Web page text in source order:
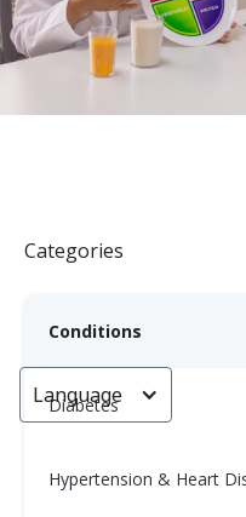
Categories
Conditions
Diabetes
Hypertension & Heart
Language
糖尿病與高